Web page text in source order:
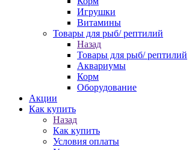
Игрушки
Витамины
Товары для рыб/ рептилий
Назад
Товары для рыб/ рептилий
Аквариумы
Корм
Оборудование
Акции
Как купить
Назад
Как купить
Условия оплаты